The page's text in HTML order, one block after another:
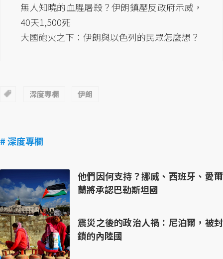
無人知曉的血腥屠殺？伊朗鎮壓反政府示威，
40天1,500死
大國砲火之下：伊朗與以色列的民眾怎麼想？
深度專欄 伊朗
# 深度專欄
他們因何支持？挪威、西班牙、愛爾
蘭將承認巴勒斯坦國
震災之後的政治人禍：尼泊爾，被封
鎖的內陸國